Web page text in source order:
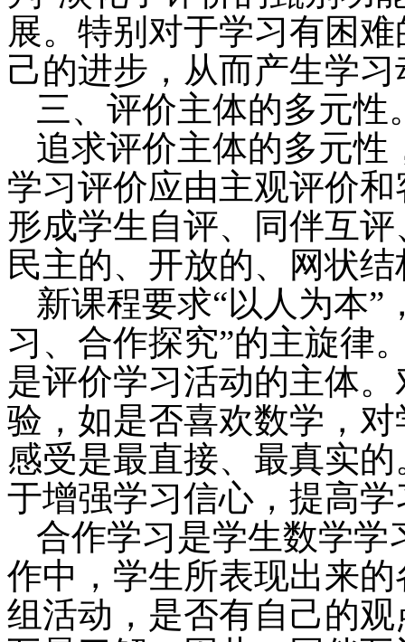
展。特别对于学习有困
己的进步，从而产生学习
三、评价主体的多元性
追求评价主体的多元性
学习评价应由主观评价
形成学生自评、同伴互
民主的、开放的、网状
新课程要求“以人为本”
习、合作探究”的主旋律
是评价学习活动的主体
验，如是否喜欢数学，
感受是最直接、最真实
于增强学习信心，提高
合作学习是学生数学学
作中，学生所表现出来
组活动，是否有自己的